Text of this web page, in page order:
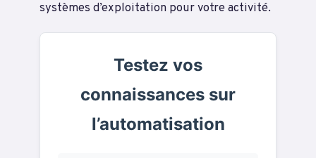
systèmes d’exploitation pour votre activité.
Testez vos
connaissances sur
l’automatisation